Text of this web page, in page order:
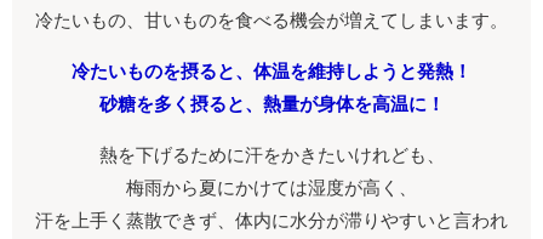
冷たいもの、甘いものを食べる機会が増えてしまいます。
冷たいものを摂ると、体温を維持しようと発熱！
砂糖を多く摂ると、熱量が身体を高温に！
熱を下げるために汗をかきたいけれども、
梅雨から夏にかけては湿度が高く、
汗を上手く蒸散できず、体内に水分が滞りやすいと言われ